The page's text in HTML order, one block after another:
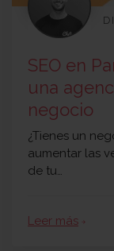
SEO en
una
negocio
¿Tienes un
aumentar las
de tu…
Leer más arrow_forward